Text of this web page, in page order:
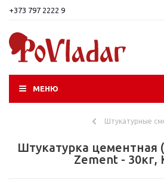
+373 797 2222 9
МЕНЮ
Штукатурные
Штукатурка цементная
Zement - 30кг,